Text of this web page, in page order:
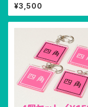
¥3,500